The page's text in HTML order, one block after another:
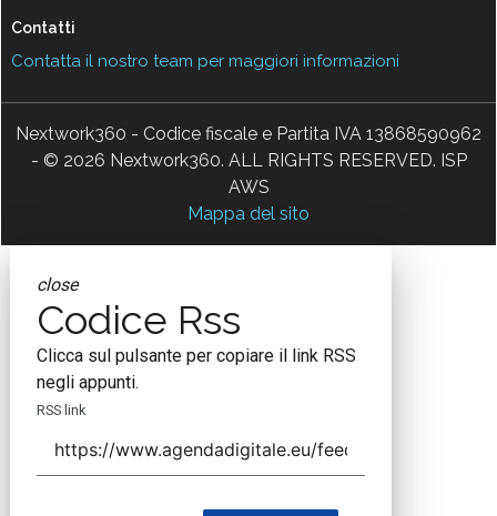
Contatti
Contatta il nostro team per maggiori informazioni
Nextwork360 - Codice fiscale e Partita IVA 13868590962
- © 2026 Nextwork360. ALL RIGHTS RESERVED. ISP
AWS
Mappa del sito
close
Codice Rss
Clicca sul pulsante per copiare il link RSS
negli appunti.
RSS link